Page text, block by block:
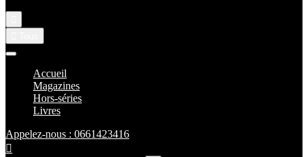
Accueil
Magazines
Hors-séries
Livres
Appelez-nous : 0661423416
